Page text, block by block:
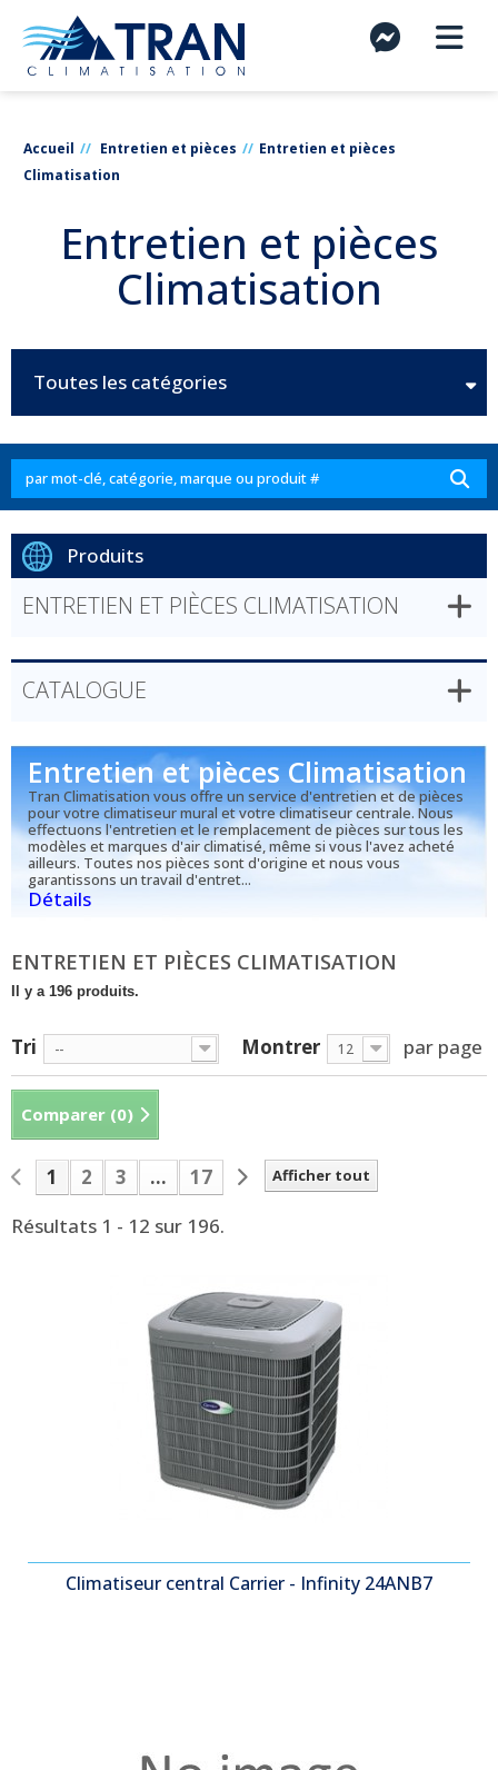
Accueil Entretien et pièces
Entretien et pièces
Climatisation
Entretien et pièces
Climatisation
Toutes les catégories
Produits
ENTRETIEN ET PIÈCES CLIMATISATION
CATALOGUE
Entretien et pièces Climatisation
Tran Climatisation vous offre un service d'entretien et de pièces
pour votre climatiseur mural et votre climatiseur centrale. Nous
effectuons l'entretien et le remplacement de pièces sur tous les
modèles et marques d'air climatisé, même si vous l'avez acheté
ailleurs. Toutes nos pièces sont d'origine et nous vous
garantissons un travail d'entret...
Détails
ENTRETIEN ET PIÈCES CLIMATISATION
Il y a 196 produits.
Tri -- Montrer 12 par page
Comparer (0)
Afficher tout
1 2 3 ...
17
Résultats 1 - 12 sur 196.
Climatiseur central Carrier - Infinity 24ANB7